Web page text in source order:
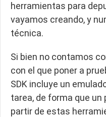
herramientas para
vayamos creando, y
técnica.
Si bien no contamos
con el que poner a
SDK incluye un
tarea, de forma que un
partir de estas